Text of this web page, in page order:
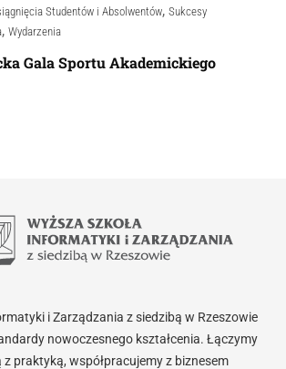
Studentów i Absolwentów, Sukcesy
, Wydarzenia
Gala Sportu Akademickiego
i Zarządzania z siedzibą w Rzeszowie
nowoczesnego kształcenia. Łączymy
praktyką, współpracujemy z biznesem